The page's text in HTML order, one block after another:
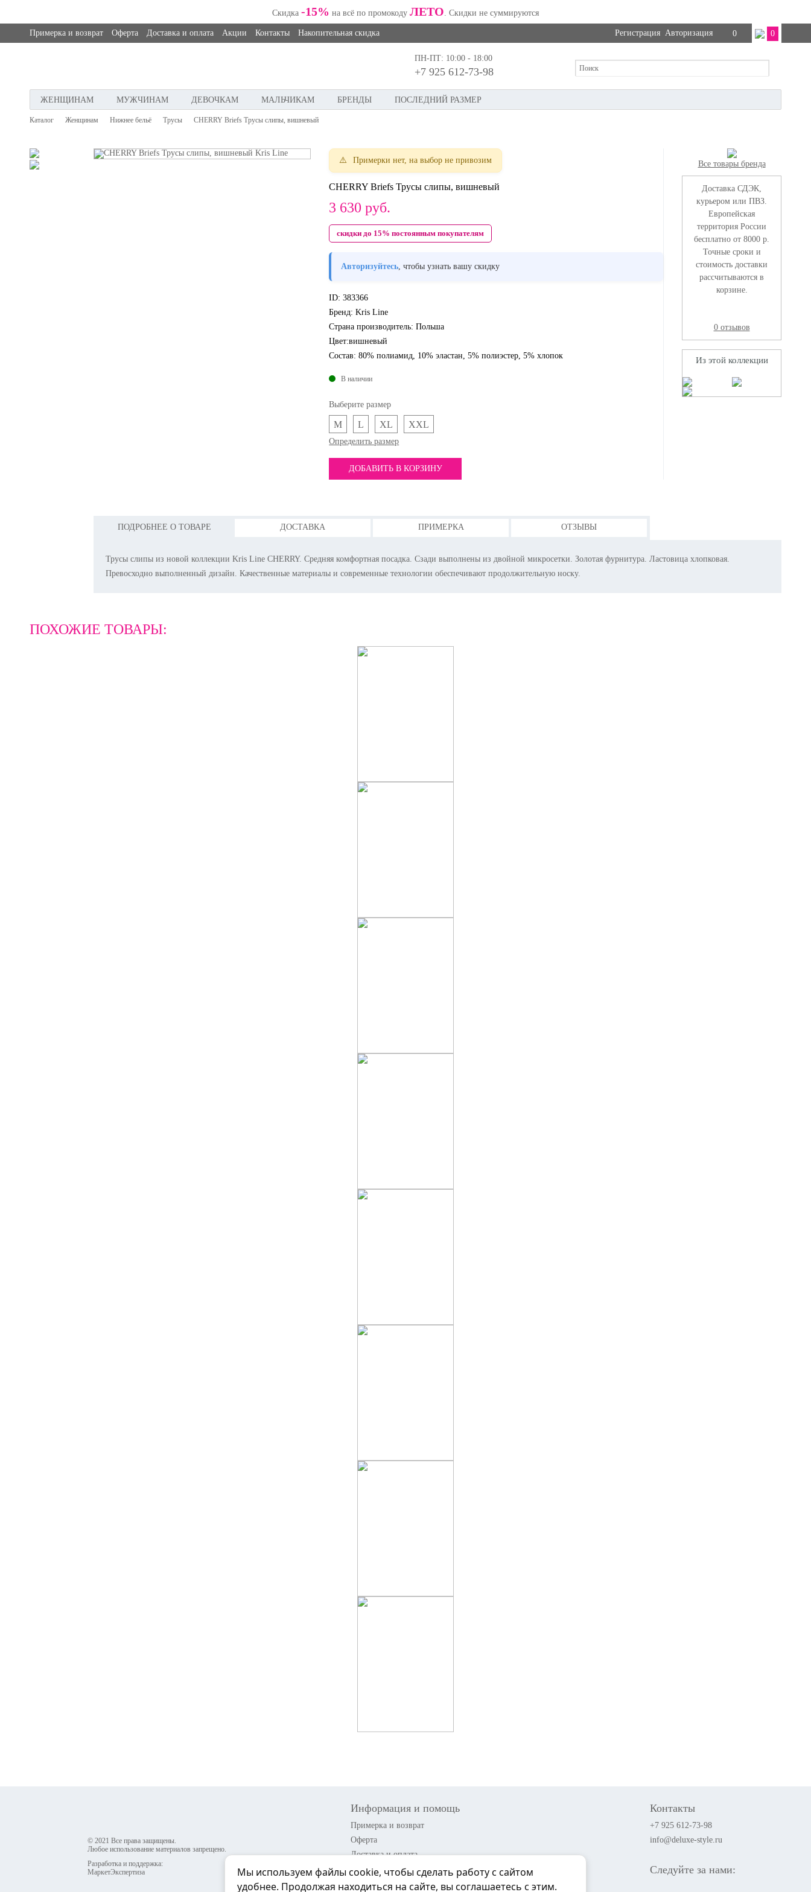
Скидка -15% на всё по промокоду ЛЕТО. Скидки не суммируются
Примерка и возврат Оферта Доставка и оплата Акции Контакты Накопительная скидка Регистрация Авторизация 0 0
ПН-ПТ: 10:00 - 18:00
+7 925 612-73-98
ЖЕНЩИНАМ МУЖЧИНАМ ДЕВОЧКАМ МАЛЬЧИКАМ БРЕНДЫ ПОСЛЕДНИЙ РАЗМЕР
Каталог Женщинам Нижнее бельё Трусы CHERRY Briefs Трусы слипы, вишневый
Примерки нет, на выбор не привозим
CHERRY Briefs Трусы слипы, вишневый
3 630 руб.
скидки до 15% постоянным покупателям
Авторизуйтесь, чтобы узнать вашу скидку
ID: 383366
Бренд: Kris Line
Страна производитель: Польша
Цвет:вишневый
Состав: 80% полиамид, 10% эластан, 5% полиэстер, 5% хлопок
В наличии
Выберите размер
M L XL XXL
Определить размер
ДОБАВИТЬ В КОРЗИНУ
Все товары бренда
Доставка СДЭК,
курьером или ПВЗ.
Европейская
территория России
бесплатно от 8000 р.
Точные сроки и
стоимость доставки
рассчитываются в
корзине.
0 отзывов
Из этой коллекции
ПОДРОБНЕЕ О ТОВАРЕ ДОСТАВКА ПРИМЕРКА ОТЗЫВЫ
Трусы слипы из новой коллекции Kris Line CHERRY. Средняя комфортная посадка. Сзади выполнены из двойной микросетки. Золотая фурнитура. Ластовица хлопковая.
Превосходно выполненный дизайн. Качественные материалы и современные технологии обеспечивают продолжительную носку.
ПОХОЖИЕ ТОВАРЫ:
© 2021 Все права защищены.
Любое использование материалов запрещено.
Разработка и поддержка:
МаркетЭкспертиза
Информация и помощь
Примерка и возврат
Оферта
Доставка и оплата
Акции
Контакты
Контакты
+7 925 612-73-98
info@deluxe-style.ru
Следуйте за нами:
Мы используем файлы cookie, чтобы сделать работу с сайтом
удобнее. Продолжая находиться на сайте, вы соглашаетесь с этим.